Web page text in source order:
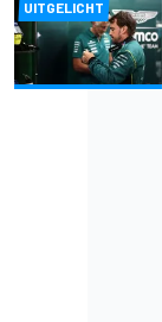
UITGELICHT